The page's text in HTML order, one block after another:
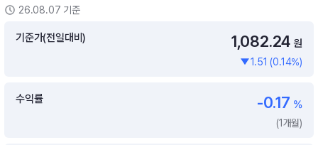
26.08.07 기준
기준가(전일대비) 1,082.24 원
1.51 (0.14%)
수익률 -0.17 %
(1개월)
ETF 랭킹
월배당 · 모으기 · 포트래빗 관리
월배당 포트